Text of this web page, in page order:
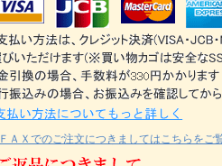
ＦＡＸでのご注文につきましてはこちらをご